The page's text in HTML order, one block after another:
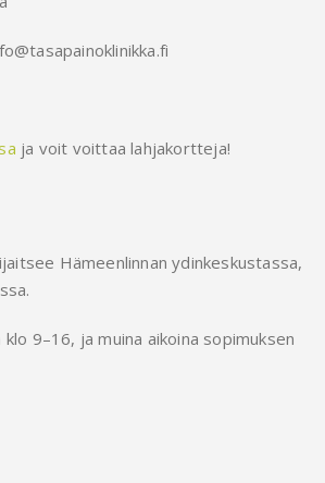
ja voit voittaa lahjakortteja!
Hämeenlinnan ydinkeskustassa,
9–16, ja muina aikoina sopimuksen